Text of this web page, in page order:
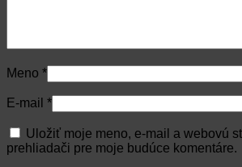
Meno *
E-mail *
Uložiť moje meno, e-mail a webovú
prehliadači pre moje budúce komentáre.